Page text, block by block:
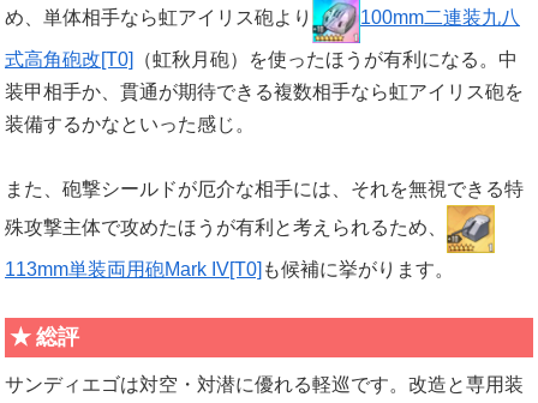
め、単体相手なら虹アイリス砲より
100mm二連装九八
式高角砲改[T0]
（虹秋月砲）を使ったほうが有利になる。中
装甲相手か、貫通が期待できる複数相手なら虹アイリス砲を
装備するかなといった感じ。
また、砲撃シールドが厄介な相手には、それを無視できる特
殊攻撃主体で攻めたほうが有利と考えられるため、
113mm単装両用砲Mark IV[T0] も候補に挙がります。
総評
サンディエゴは対空・対潜に優れる軽巡です。改造と専用装